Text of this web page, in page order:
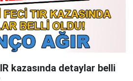
kazasında detaylar belli